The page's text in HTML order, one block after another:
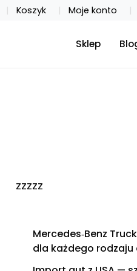
Koszyk Moje konto
Sklep
zzzzz
Mercedes‑Benz
dla każdego rodzaju